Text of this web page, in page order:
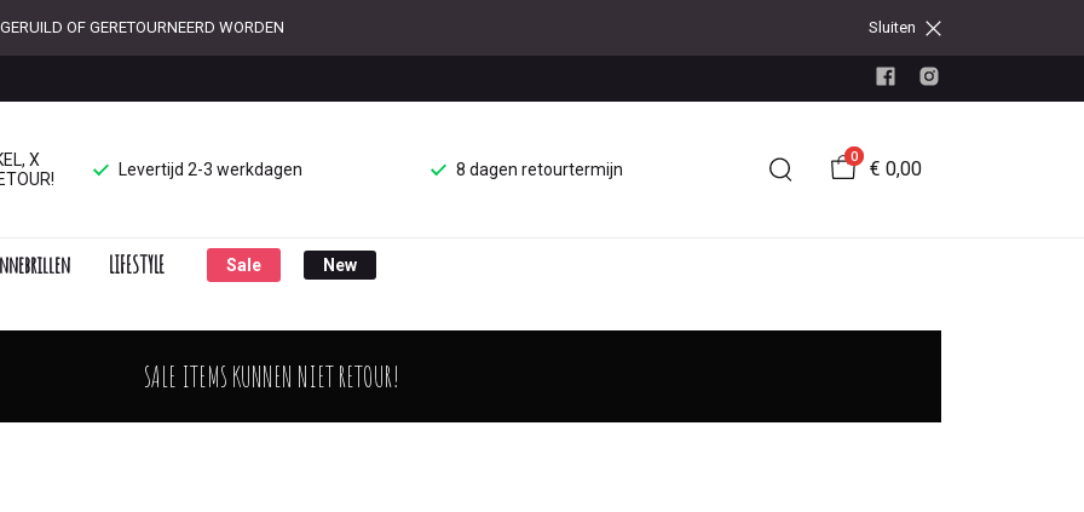
OF GERETOURNEERD WORDEN Sluiten
X
Levertijd 2-3 werkdagen 8 dagen retourtermijn
0
€ 0,00
LIFESTYLE Sale New
SALE ITEMS KUNNEN NIET RETOUR!